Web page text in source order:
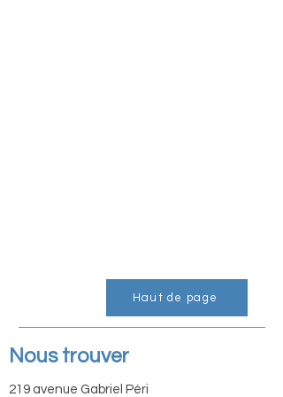
Haut de page
Nous trouver
219 avenue Gabriel Péri